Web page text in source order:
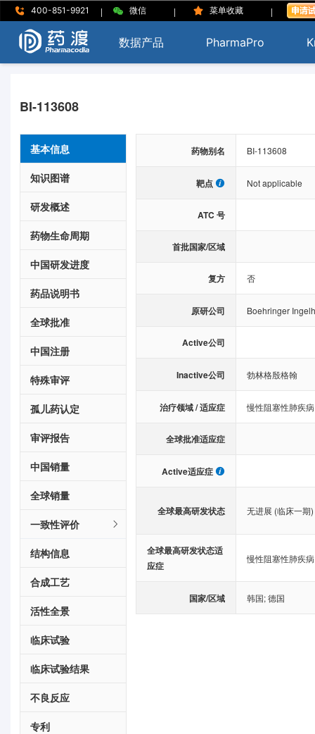
400-851-9921 | 微信 | 菜单收藏 |
数据产品 PharmaPro
BI-113608
基本信息
知识图谱
研发概述
药物生命周期
中国研发进度
药品说明书
全球批准
中国注册
特殊审评
孤儿药认定
审评报告
中国销量
全球销量
一致性评价
结构信息
合成工艺
活性全景
临床试验
临床试验结果
不良反应
专利
药物别名 BI-113608
靶点 Not applicable
ATC 号
首批国家/区域
复方 否
原研公司 Boehringer
Active公司
Inactive公司 勃林格殷格翰
治疗领域 / 适应症 慢性阻塞性肺疾病
全球批准适应症
Active适应症
全球最高研发状态 无进展 (临床一期)
全球最高研发状态适
应症
慢性阻塞性肺疾病
国家/区域 韩国;德国